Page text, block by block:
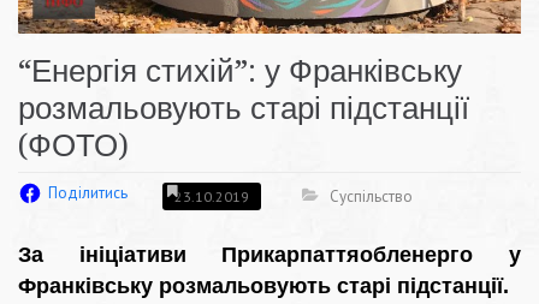
“Енергія стихій”: у Франківську
розмальовують старі підстанції
(ФОТО)
Поділитись 23.10.2019 Суспільство
За ініціативи Прикарпаттяобленерго у
Франківську розмальовують старі підстанції.